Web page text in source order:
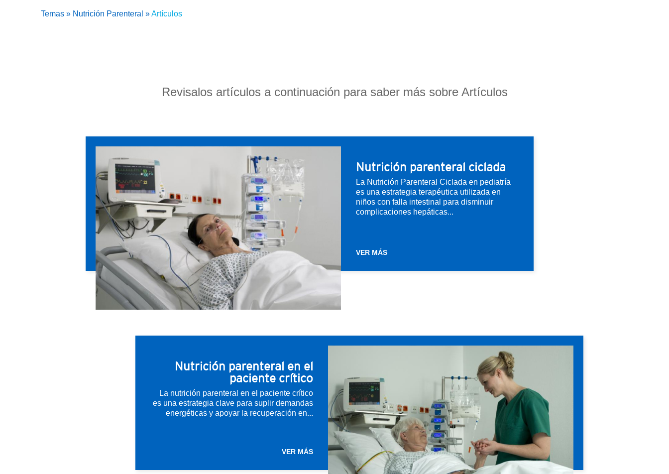
Temas » Nutrición Parenteral »Artículos
Revisalos artículos a continuación para saber más sobre Artículos
Nutrición parenteral ciclada
La Nutrición Parenteral Ciclada en pediatría
es una estrategia terapéutica utilizada en
niños con falla intestinal para disminuir
complicaciones hepáticas...
VER MÁS
Nutrición parenteral en el
paciente crítico
La nutrición parenteral en el paciente crítico
es una estrategia clave para suplir demandas
energéticas y apoyar la recuperación en...
VER MÁS